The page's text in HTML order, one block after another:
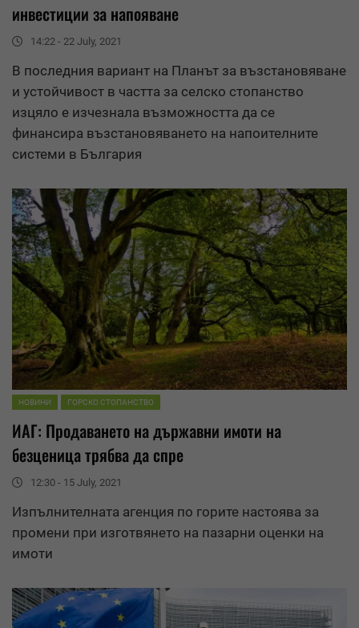
инвестиции за напояване
14:22 - 22 July, 2021
В последния вариант на Планът за възстановяване
и устойчивост в частта за селско стопанство
изцяло е изчезнала възможността да се
финансира възстановяването на напоителните
системи в България
НОВИНИ ГОРСКО СТОПАНСТВО
ИАГ: Продаването на държавни имоти на
безценица трябва да спре
12:30 - 15 July, 2021
Изпълнителната агенция по горите настоява за
промени при изготвянето на пазарни оценки на
имоти